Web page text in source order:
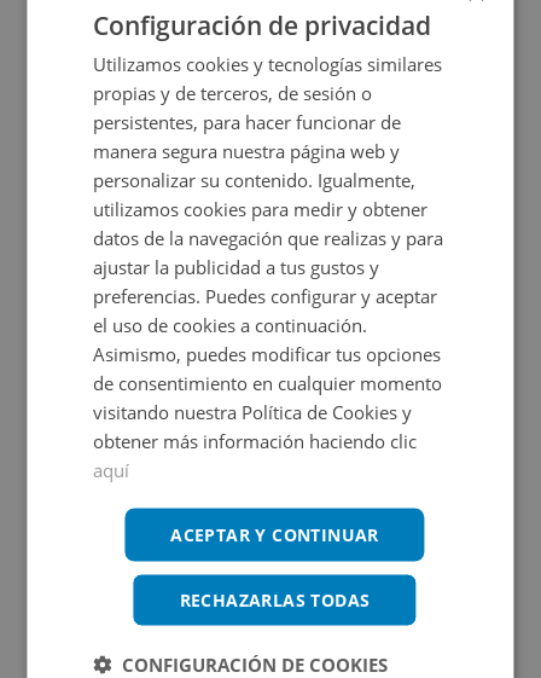
Garaje en venta en CL TRINQUETE S/N, 0
Impuestos no incluidos
4.500€
20,12m2
CESIÓN DE REMATE
Configuración de privacidad
Utilizamos cookies y tecnologías similares
propias y de terceros, de sesión o
persistentes, para hacer funcionar de
manera segura nuestra página web y
personalizar su contenido. Igualmente,
utilizamos cookies para medir y obtener
datos de la navegación que realizas y para
ajustar la publicidad a tus gustos y
preferencias. Puedes configurar y aceptar
el uso de cookies a continuación.
Asimismo, puedes modificar tus opciones
de consentimiento en cualquier momento
visitando nuestra Política de Cookies y
obtener más información haciendo clic
aquí
ACEPTAR Y CONTINUAR
RECHAZARLAS TODAS
CONFIGURACIÓN DE COOKIES